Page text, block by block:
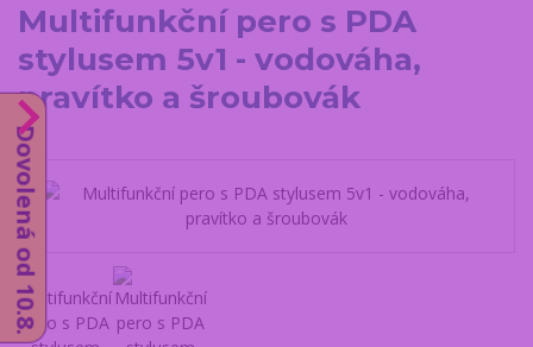
Multifunkční pero s PDA
stylusem 5v1 - vodováha,
pravítko a šroubovák
Dovolená od 10.8.